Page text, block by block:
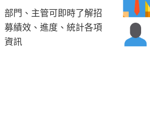
部門、主管可即時了解招
募績效、進度、統計各項
資訊